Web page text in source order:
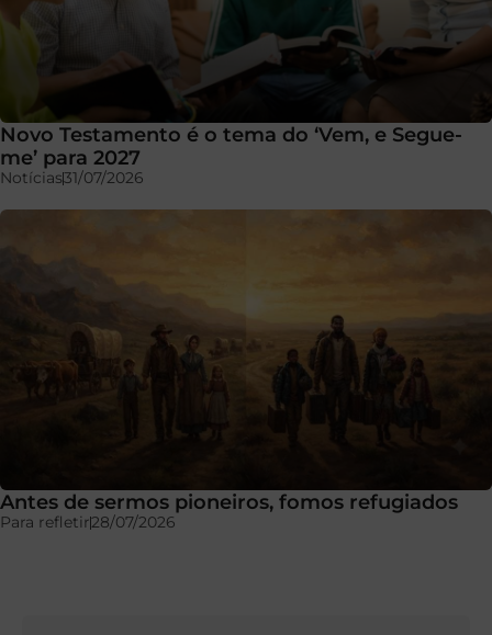
Novo Testamento é o tema do ‘Vem, e Segue-
me’ para 2027
Notícias31/07/2026
Antes de sermos pioneiros, fomos refugiados
Para refletir28/07/2026